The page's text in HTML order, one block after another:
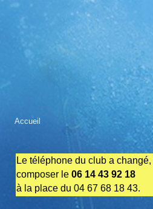
Accueil
Le téléphone du club a
composer le06 14 43 92 18
à la place du 04 67 68 18 43.